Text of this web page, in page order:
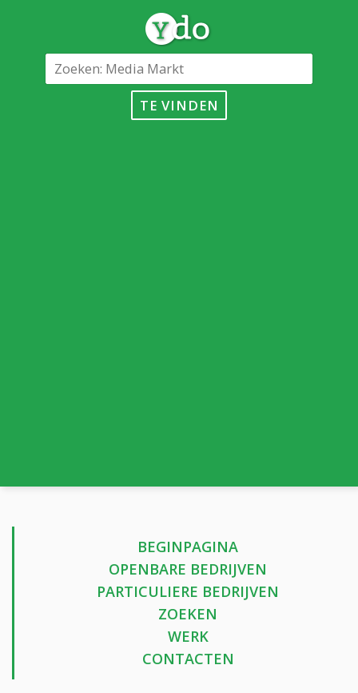
TE VINDEN
BEGINPAGINA
OPENBARE BEDRIJVEN
PARTICULIERE BEDRIJVEN
ZOEKEN
WERK
CONTACTEN